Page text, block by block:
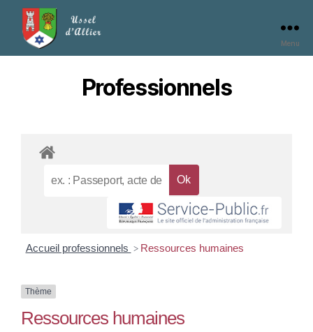
Menu
Professionnels
Accueil professionnels > Ressources humaines
Thème
Ressources humaines